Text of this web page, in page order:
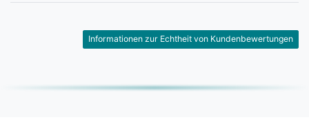
Informationen zur Echtheit von Kundenbewertungen